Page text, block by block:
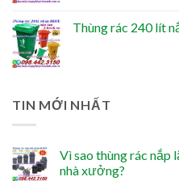
Thùng rác 240 lít
TIN MỚI NHẤT
Vì sao thùng rác
nhà xưởng?